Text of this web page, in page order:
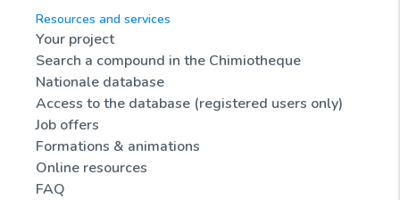
Resources and services
Your project
Search a compound in the Chimiotheque
Nationale database
Access to the database (registered users only)
Job offers
Formations & animations
Online resources
FAQ